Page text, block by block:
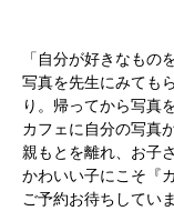
「自分が好きなもの
写真を先生にみても
り。帰ってから写真
カフェに自分の写真
親もとを離れ、お子
かわいい子にこそ『
ご予約お待ちしてい